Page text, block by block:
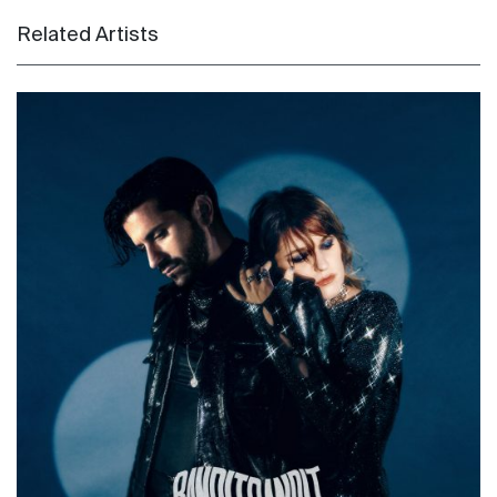
Related Artists